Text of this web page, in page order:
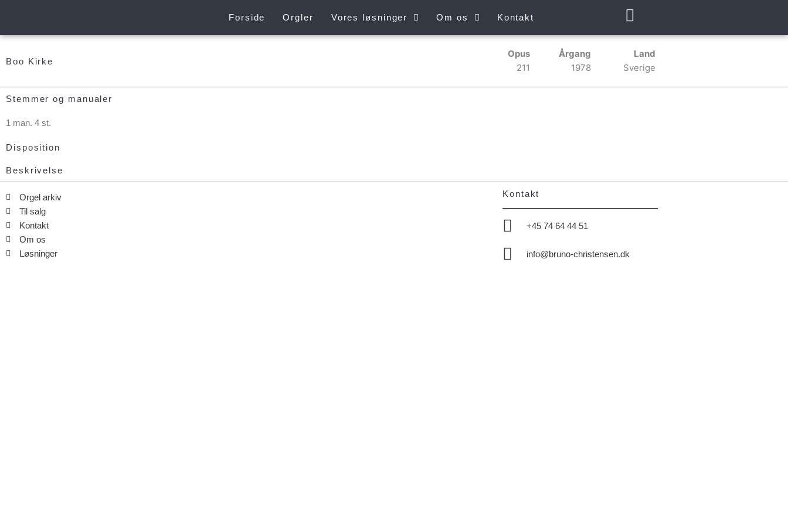
indholdet
Forside Orgler Vores løsninger Om os Kontakt
Boo Kirke
Opus
211
Årgang
1978
Land
Sverige
Stemmer og manualer
1 man. 4 st.
Disposition
Beskrivelse
Orgel arkiv
Til salg
Kontakt
Om os
Løsninger
Kontakt
+45 74 64 44 51
info@bruno-christensen.dk